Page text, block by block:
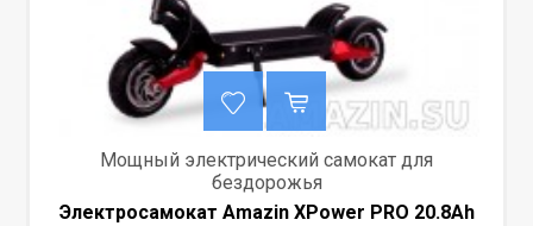
Мощный электрический самокат для
бездорожья
Электросамокат Amazin XPower PRO 20.8Ah